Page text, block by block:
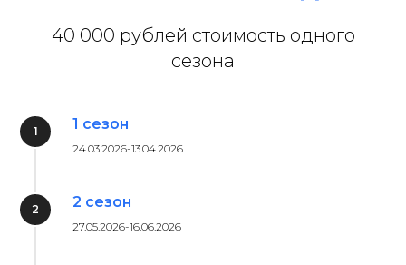
40 000 рублей стоимость одного
сезона
1 сезон
24.03.2026-13.04.2026
2 сезон
27.05.2026-16.06.2026